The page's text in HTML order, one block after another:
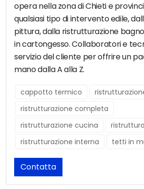
opera nella zona di Chieti e
qualsiasi tipo di intervento edile,
pittura, dalla ristrutturazione
in cartongesso. Collaboratori e
servizio del cliente per offrire un
mano dalla A alla Z.
cappotto termico
ristrutturazione completa
ristrutturazione cucina
ristrutturazione interna
tetti in
Contatta